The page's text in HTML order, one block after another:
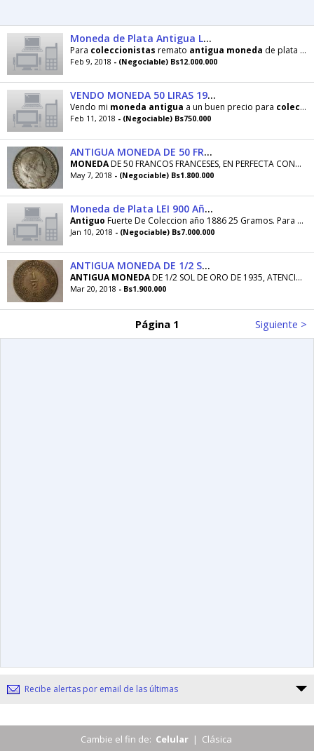
Moneda de Plata Antigua Louis VIII Siglo 18 Año 1822 Autentica sin Certificar
Para coleccionistas remato antigua moneda de plata 5 francos franceses del Año 1822
Feb 9, 2018 - (Negociable) Bs12.000.000
VENDO MONEDA 50 LIRAS 1977 COLECCIÓN
Vendo mi moneda antigua a un buen precio para coleccionistas
Feb 11, 2018 - (Negociable) Bs750.000
ANTIGUA MONEDA DE 50 FRANCOS FRANCESES DE 1949
MONEDADE 50 FRANCOS FRANCESES, EN PERFECTA CONDICION, IDEAL PARA
May 7, 2018 - (Negociable) Bs1.800.000
Moneda de Plata LEI 900 Año 1886
Antiguo Fuerte De Coleccion año 1886 25 Gramos. Para
Jan 10, 2018 - (Negociable) Bs7.000.000
ANTIGUA MONEDA DE 1/2 SOL DE ORO DE 1935
ANTIGUA MONEDADE 1/2 SOL DE ORO DE 1935, ATENCION
Mar 20, 2018 - Bs1.900.000
Página 1 Siguiente >
Recibe alertas por email de las últimas
Cambie el fin de: Celular | Clásica